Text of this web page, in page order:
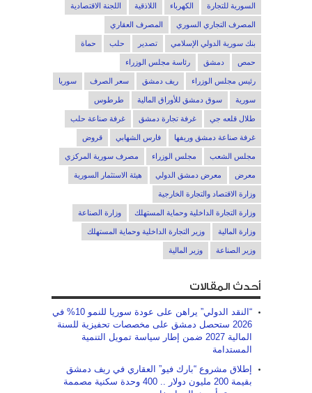
السورية للتجارة الكهرباء اللاذقية اللجنة الاقتصادية
المصرف التجاري السوري المصرف العقاري
بنك سورية الدولي الإسلامي تصدير حلب حماة
حمص دمشق رئاسة مجلس الوزراء
رئيس مجلس الوزراء ريف دمشق سعر الصرف سوريا
سورية سوق دمشق للأوراق المالية طرطوس
طلال قلعه جي غرفة تجارة دمشق غرفة صناعة حلب
غرفة صناعة دمشق وريفها فارس الشهابي قروض
مجلس الشعب مجلس الوزراء مصرف سورية المركزي
معرض معرض دمشق الدولي هيئة الاستثمار السورية
وزارة الاقتصاد والتجارة الخارجية
وزارة التجارة الداخلية وحماية المستهلك وزارة الصناعة
وزارة المالية وزير التجارة الداخلية وحماية المستهلك
وزير الصناعة وزير المالية
أحدث المقالات
“النقد الدولي” يراهن على عودة سوريا للنمو 10% في
2026 ستحصل دمشق على مخصصات تحفيزية للسنة
المالية 2027 ضمن إطار سياسة تمويل التنمية
المستدامة
إطلاق مشروع “بارك فيو” العقاري في ريف دمشق
بقيمة 200 مليون دولار .. 400 وحدة سكنية مصممة